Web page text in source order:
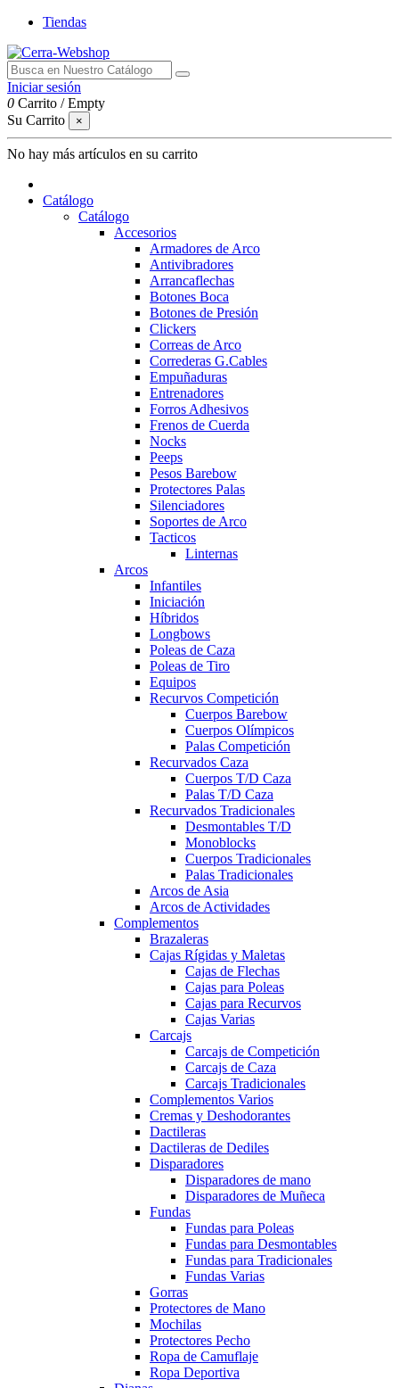
Tiendas
Iniciar sesión
0 Carrito /Empty
Su Carrito
×
No hay más artículos en su carrito
Catálogo
Catálogo
Accesorios
Armadores de Arco
Antivibradores
Arrancaflechas
Botones Boca
Botones de Presión
Clickers
Correas de Arco
Correderas G.Cables
Empuñaduras
Entrenadores
Forros Adhesivos
Frenos de Cuerda
Nocks
Peeps
Pesos Barebow
Protectores Palas
Silenciadores
Soportes de Arco
Tacticos
Linternas
Arcos
Infantiles
Iniciación
Híbridos
Longbows
Poleas de Caza
Poleas de Tiro
Equipos
Recurvos Competición
Cuerpos Barebow
Cuerpos Olímpicos
Palas Competición
Recurvados Caza
Cuerpos T/D Caza
Palas T/D Caza
Recurvados Tradicionales
Desmontables T/D
Monoblocks
Cuerpos Tradicionales
Palas Tradicionales
Arcos de Asia
Arcos de Actividades
Complementos
Brazaleras
Cajas Rígidas y Maletas
Cajas de Flechas
Cajas para Poleas
Cajas para Recurvos
Cajas Varias
Carcajs
Carcajs de Competición
Carcajs de Caza
Carcajs Tradicionales
Complementos Varios
Cremas y Deshodorantes
Dactileras
Dactileras de Dediles
Disparadores
Disparadores de mano
Disparadores de Muñeca
Fundas
Fundas para Poleas
Fundas para Desmontables
Fundas para Tradicionales
Fundas Varias
Gorras
Protectores de Mano
Mochilas
Protectores Pecho
Ropa de Camuflaje
Ropa Deportiva